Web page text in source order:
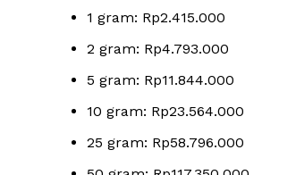
1 gram: Rp2.415.000
2 gram: Rp4.793.000
5 gram: Rp11.844.000
10 gram: Rp23.564.000
25 gram: Rp58.796.000